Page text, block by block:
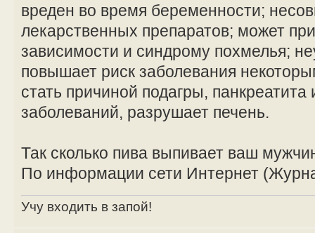
вреден во время беременности;
лекарственных препаратов; может
зависимости и синдрому похмелья;
повышает риск заболевания
стать причиной подагры,
заболеваний, разрушает печень.
Так сколько пива выпивает ваш
По информации сети Интернет
Учу входить в запой!